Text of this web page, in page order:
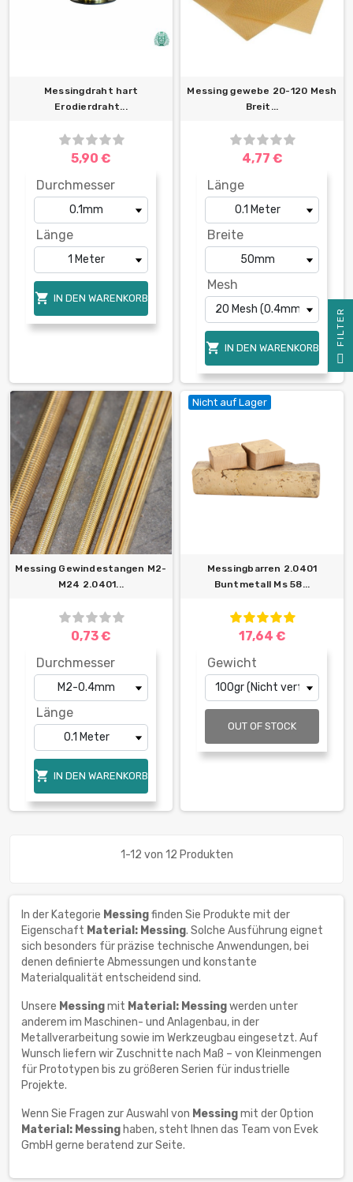
Messingdraht hart
Erodierdraht...
5,90 €
Durchmesser
Länge
 IN DEN WARENKORB
Messing gewebe 20-120 Mesh
Breit...
4,77 €
Länge
Breite
Mesh
 IN DEN WARENKORB
Messing Gewindestangen M2-
M24 2.0401...
0,73 €
Durchmesser
Länge
 IN DEN WARENKORB
Nicht auf Lager
Messingbarren 2.0401
Buntmetall Ms 58...
17,64 €
Gewicht
OUT OF STOCK
1-12 von 12 Produkten
In der Kategorie Messingfinden Sie Produkte mit der
Eigenschaft Material: Messing. Solche Ausführung eignet
sich besonders für präzise technische Anwendungen, bei
denen definierte Abmessungen und konstante
Materialqualität entscheidend sind.
Unsere Messingmit Material: Messingwerden unter
anderem im Maschinen- und Anlagenbau, in der
Metallverarbeitung sowie im Werkzeugbau eingesetzt. Auf
Wunsch liefern wir Zuschnitte nach Maß – von Kleinmengen
für Prototypen bis zu größeren Serien für industrielle
Projekte.
Wenn Sie Fragen zur Auswahl von Messingmit der Option
Material: Messing haben, steht Ihnen das Team von Evek
GmbH gerne beratend zur Seite.
R